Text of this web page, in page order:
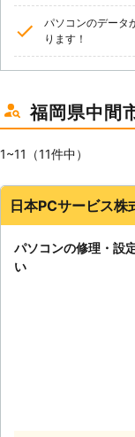
パソコンのデータ
ります！
福岡県中間
1~11（11件中）
日本PCサービス株
パソコンの修理・設
い